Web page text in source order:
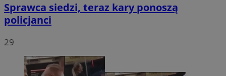
Sprawca siedzi, teraz kary ponoszą
policjanci
29